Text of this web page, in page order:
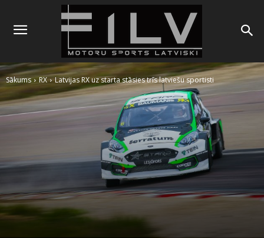
Sākums RX Latvijas RX uz starta stāsies trīs latviešu sportisti